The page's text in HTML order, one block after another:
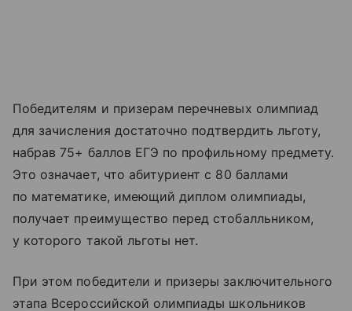
Победителям и призерам перечневых олимпиад
для зачисления достаточно подтвердить льготу,
набрав 75+ баллов ЕГЭ по профильному предмету.
Это означает, что абитуриент с 80 баллами
по математике, имеющий диплом олимпиады,
получает преимущество перед стобалльником,
у которого такой льготы нет.
При этом победители и призеры заключительного
этапа Всероссийской олимпиады школьников